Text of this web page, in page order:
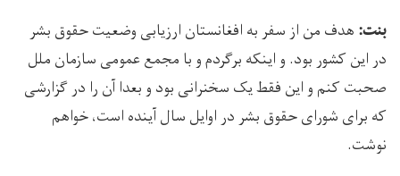
بنت: هدف من از سفر به افغانستان ارزیابی وضعیت حقوق بشر
در این کشور بود. و اینکه برگردم و با مجمع عمومی سازمان ملل
صحبت کنم و این فقط یک سخنرانی بود و بعدا آن را در گزارشی
که برای شورای حقوق بشر در اوایل سال آینده است، خواهم
نوشت.